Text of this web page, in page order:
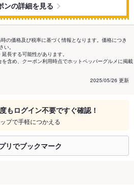
ンの詳細を見る
の価格及び税率に基づく情報となります。価格につき
。
長する可能性があります。
含め、クーポン利用時点でホットペッパーグルメに掲載
2025/05/26 更新
もログイン不要ですぐ確認！
プで手軽につかえる
リでブックマーク